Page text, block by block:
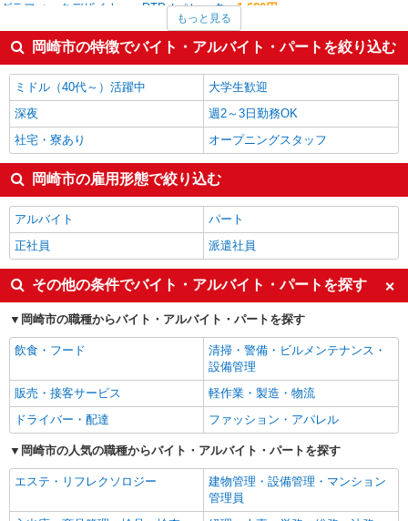
グラフィックデザイナー・DTPオペレーター1,600円
データ入力・オペレーター 1,572円
製造・組立・加工1,518円
経理・人事・労務・総務・法務1,509円
岡崎市の他の職種の平均時給を見る
もっと見る
岡崎市の特徴でバイト・アルバイト・パートを絞り込む
ミドル（40代～）活躍中
大学生歓迎
深夜
週2～3日勤務OK
社宅・寮あり
オープニングスタッフ
岡崎市の雇用形態で絞り込む
アルバイト
パート
正社員
派遣社員
その他の条件でバイト・アルバイト・パートを探す
岡崎市の職種からバイト・アルバイト・パートを探す
飲食・フード
清掃・警備・ビルメンテナンス・
設備管理
販売・接客サービス
軽作業・製造・物流
ドライバー・配達
ファッション・アパレル
岡崎市の人気の職種からバイト・アルバイト・パートを探す
エステ・リフレクソロジー
建物管理・設備管理・マンション
管理員